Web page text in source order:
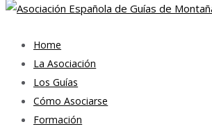
Home
La Asociación
Los Guías
Cómo Asociarse
Formación